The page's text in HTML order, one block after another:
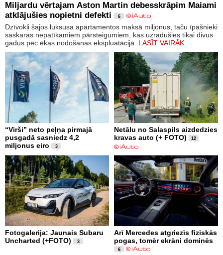
Miljardu vērtajam Aston Martin debesskrāpim Maiami
atklājušies nopietni defekti
6
Dzīvokļi šajos luksusa apartamentos maksā miljonus, taču īpašnieki
saskaras nepatīkamiem pārsteigumiem, kas uzradušies tikai divus
gadus pēc ēkas nodošanas ekspluatācijā. LASĪT VAIRĀK
“Virši” neto peļņa pirmajā
pusgadā sasniedz 4,2
miljonus eiro
3
Netālu no Salaspils aizdedzies
kravas auto (+ FOTO)
12
Fotogalerija: Jaunais Subaru
Uncharted (+FOTO)
3
Arī Mercedes atgriezīs fiziskās
pogas, tomēr ekrāni dominēs
6